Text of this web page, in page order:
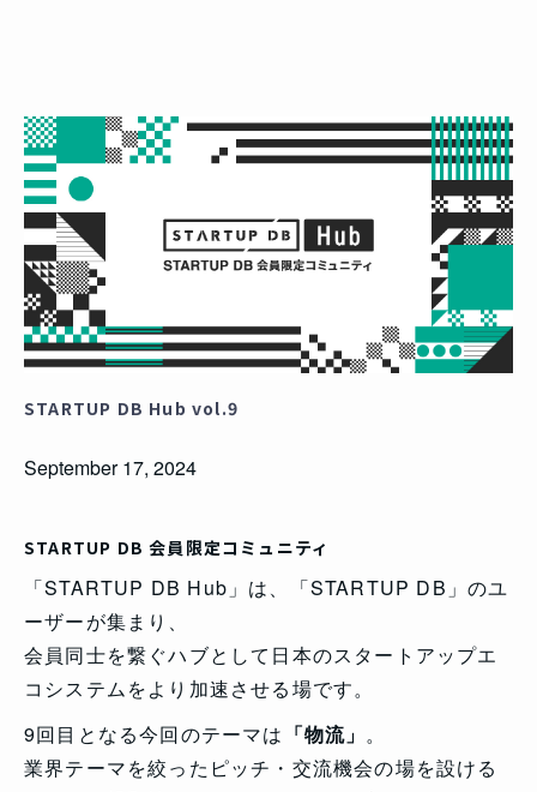
STARTUP DB Hub vol.9
September 17, 2024
STARTUP DB 会員限定コミュニティ
「STARTUP DB Hub」は、「STARTUP DB」のユ
ーザーが集まり、
会員同士を繋ぐハブとして日本のスタートアップエ
コシステムをより加速させる場です。
9回目となる今回のテーマは 「物流」 。
業界テーマを絞ったピッチ・交流機会の場を設ける